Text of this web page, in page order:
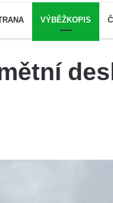
VÝBĚŽKOPIS